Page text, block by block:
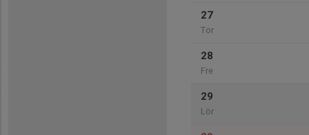
27
Tor
28
Fre
29
Lör